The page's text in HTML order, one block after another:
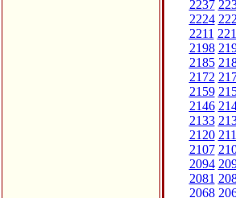
2237
2224
2211
2198
2185
2172
2159
2146
2133
2120
2107
2094
2081
2068